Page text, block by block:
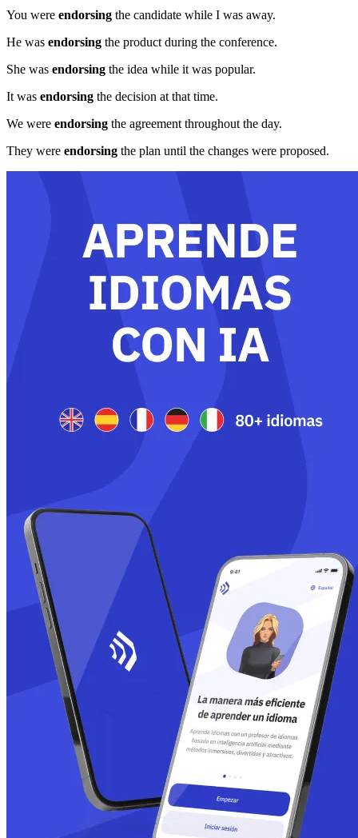
You were endorsing the candidate while I was away.
He was endorsing the product during the conference.
She was endorsing the idea while it was popular.
It was endorsing the decision at that time.
We were endorsing the agreement throughout the day.
They were endorsing the plan until the changes were proposed.